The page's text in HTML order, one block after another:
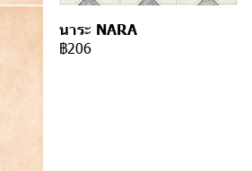
นาระ NARA
฿206